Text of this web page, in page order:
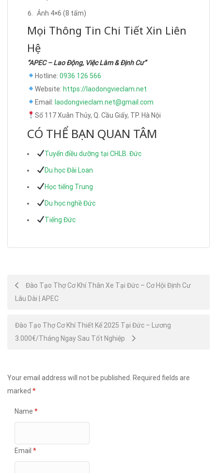
Ảnh 4×6 (8 tấm)
Mọi Thông Tin Chi Tiết Xin Liên
Hệ
“APEC – Lao Động, Việc Làm & Định Cư”
Hotline: 0936 126 566
Website: https://laodongvieclam.net
Email: laodongvieclam.net@gmail.com
Số 117 Xuân Thủy, Q. Cầu Giấy, TP. Hà Nội
CÓ THỂ BẠN QUAN TÂM
Tuyển điều dưỡng tại CHLB. Đức
Du học Đài Loan
Học tiếng Trung
Du học nghề Đức
Tiếng Đức
Post
navigation
Đào Tạo Thợ Cơ Khí Thân Xe Tại Đức – Cơ Hội Định Cư
Lâu Dài | APEC
Đào Tạo Thợ Cơ Khí Thiết Kế 2025 Tại Đức – Lương
3.000€/Tháng Ngay Sau Tốt Nghiệp
Your email address will not be published.
Required fields are
marked *
Name *
Email *